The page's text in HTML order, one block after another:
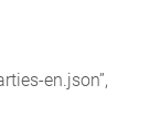
en.json”,